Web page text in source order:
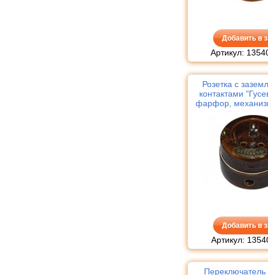
Добавить в
Артикул:
Розетка с
контактами
фарфор,
темно-
Добавить в
Артикул:
Переключатель